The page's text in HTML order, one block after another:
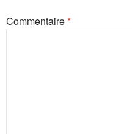
Commentaire*